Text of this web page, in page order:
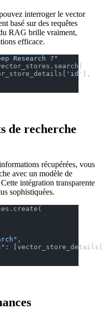
interroger le vector
basé sur des requêtes
RAG brille vraiment,
efficace.
Research ?"
'id'
],
de recherche
récupérées, vous
avec un modèle de
intégration transparente
sophistiquées.
,
: [vector_store_details[